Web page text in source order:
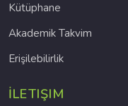
Kütüphane
Akademik Takvim
Erişilebilirlik
İLETIŞIM